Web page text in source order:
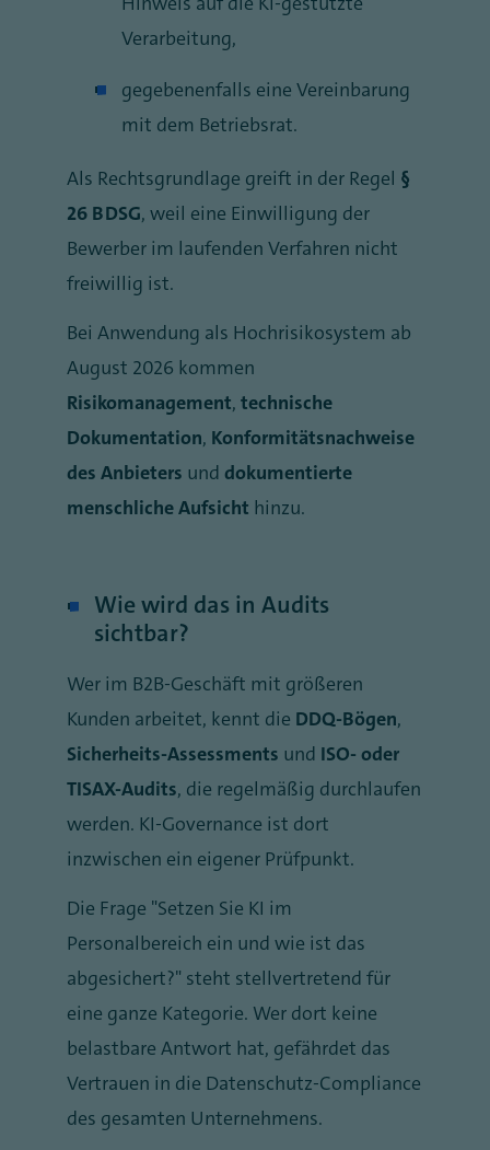
Verarbeitung,
gegebenenfalls eine Vereinbarung
mit dem Betriebsrat.
Als Rechtsgrundlage greift in der Regel §
26 BDSG, weil eine Einwilligung der
Bewerber im laufenden Verfahren nicht
freiwillig ist.
Bei Anwendung als Hochrisikosystem ab
August 2026 kommen
Risikomanagement, technische
Dokumentation, Konformitätsnachweise
des Anbieters und dokumentierte
menschliche Aufsicht hinzu.
Wie wird das in Audits
sichtbar?
Wer im B2B-Geschäft mit größeren
Kunden arbeitet, kennt die DDQ-Bögen,
Sicherheits-Assessments und ISO- oder
TISAX-Audits, die regelmäßig durchlaufen
werden. KI-Governance ist dort
inzwischen ein eigener Prüfpunkt.
Die Frage "Setzen Sie KI im
Personalbereich ein und wie ist das
abgesichert?" steht stellvertretend für
eine ganze Kategorie. Wer dort keine
belastbare Antwort hat, gefährdet das
Vertrauen in die Datenschutz-Compliance
des gesamten Unternehmens.